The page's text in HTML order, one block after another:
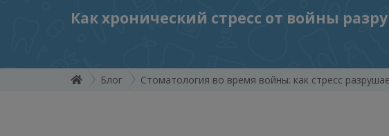
Как хронический стресс от войны
Блог Стоматология во время войны: как стресс